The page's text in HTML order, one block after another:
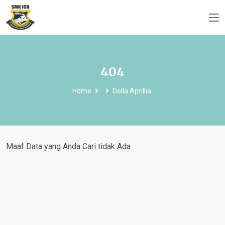
404
Home Della Aprillia
Maaf Data yang Anda Cari tidak Ada